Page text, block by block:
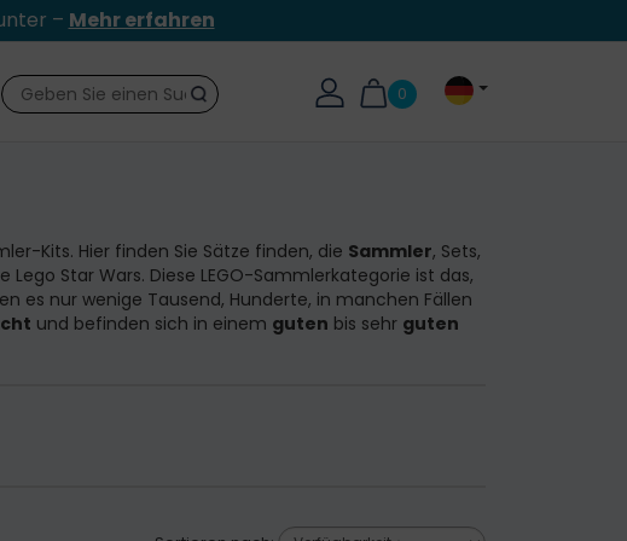
– Mehr erfahren
0
Suche
Kits. Hier finden Sie Sätze finden, die Sammler, Sets,
Lego Star Wars. Diese LEGO-Sammlerkategorie ist das,
es nur wenige Tausend, Hunderte, in manchen Fällen
und befinden sich in einem guten bis sehr guten